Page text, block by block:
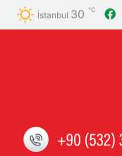
İstanbul 30 ℃